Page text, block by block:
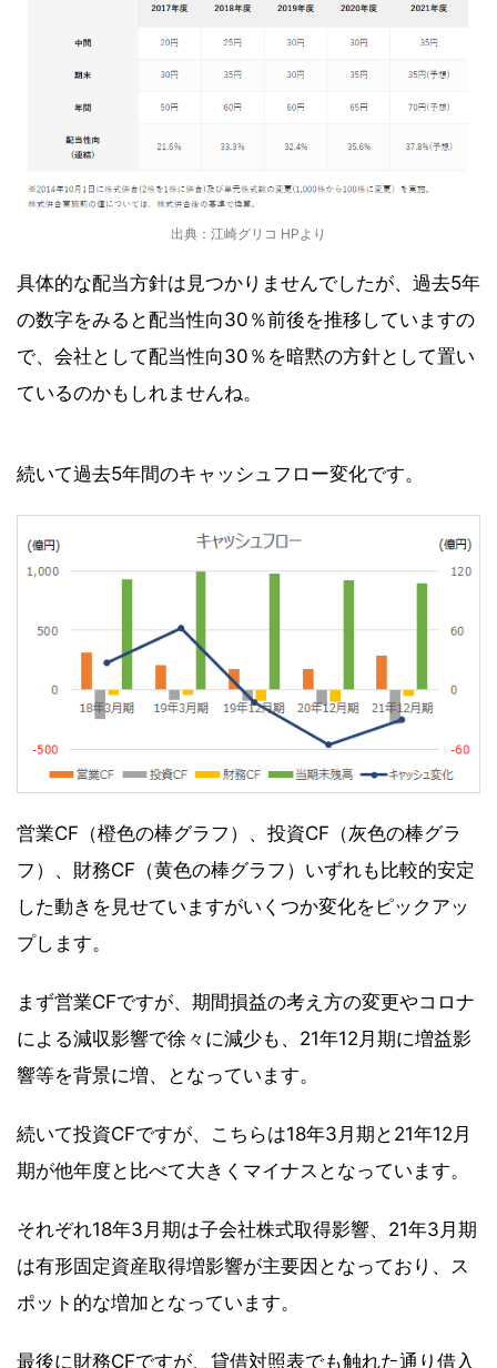
出典：江崎グリコ HPより
具体的な配当方針は見つかりませんでしたが、過去5年
の数字をみると配当性向30％前後を推移していますの
で、会社として配当性向30％を暗黙の方針として置い
ているのかもしれませんね。
続いて過去5年間のキャッシュフロー変化です。
営業CF（橙色の棒グラフ）、投資CF（灰色の棒グラ
フ）、財務CF（黄色の棒グラフ）いずれも比較的安定
した動きを見せていますがいくつか変化をピックアッ
プします。
まず営業CFですが、期間損益の考え方の変更やコロナ
による減収影響で徐々に減少も、21年12月期に増益影
響等を背景に増、となっています。
続いて投資CFですが、こちらは18年3月期と21年12月
期が他年度と比べて大きくマイナスとなっています。
それぞれ18年3月期は子会社株式取得影響、21年3月期
は有形固定資産取得増影響が主要因となっており、ス
ポット的な増加となっています。
最後に財務CFですが、貸借対照表でも触れた通り借入